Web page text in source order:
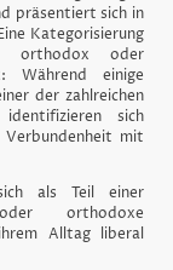
präsentiert sich in
Kategorisierung
orthodox oder
Während einige
der zahlreichen
sich
mit
als Teil einer
oder orthodoxe
Alltag liberal